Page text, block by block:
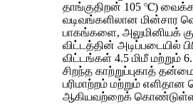
தாங்குதிறன் 105 ℃)
வடிவங்களிலான மின்சார
பாகங்களை, அலுமினியக்
விட்டத்தின் அடிப்படையில்
விட்டங்கள் 4.5 மிமீ மற்றும்
சிறந்த காற்றுப்புகாத்
பரிமாற்றம் மற்றும்
ஆகியவற்றைக்